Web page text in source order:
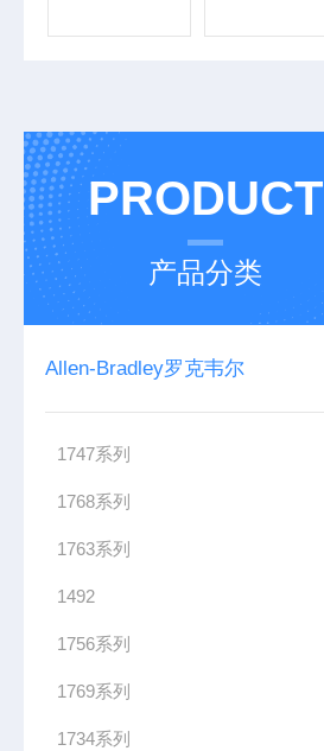
PRODUCT
产品分类
Allen-Bradley罗克韦尔
1747系列
1768系列
1763系列
1492
1756系列
1769系列
1734系列